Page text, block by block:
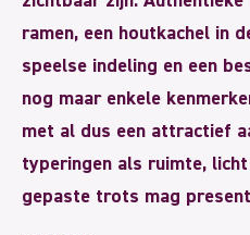
ramen, een houtkachel in
speelse indeling en een
nog maar enkele
met al dus een attractief
typeringen als ruimte,
gepaste trots mag